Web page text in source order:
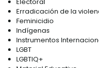
Erradicación de la
Feminicidio
Indígenas
Instrumentos
LGBT
LGBTIQ+